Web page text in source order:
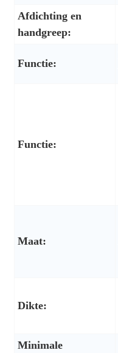
Afdichting en
handgreep:
Functie:
Functie:
Maat:
Dikte:
Minimale